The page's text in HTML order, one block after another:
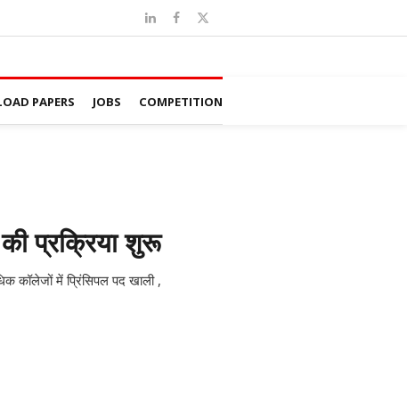
PAPERS JOBS COMPETITION
प्रक्रिया शुरू
कॉलेजों में प्रिंसिपल पद खाली ,